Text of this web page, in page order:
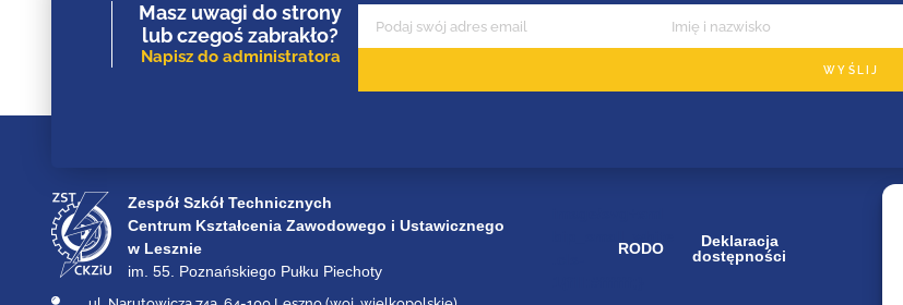
Masz uwagi do strony
lub czegoś zabrakło?
Napisz do administratora
WYŚLIJ
Zespół Szkół Technicznych
Centrum Kształcenia Zawodowego i Ustawicznego
w Lesznie
im. 55. Poznańskiego Pułku Piechoty
RODO
Deklaracja
dostępności